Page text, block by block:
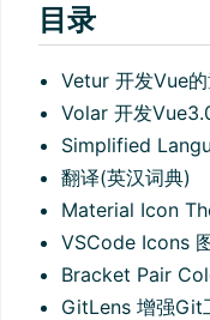
目录
Vetur 开发Vue
Volar 开发
Simplified
翻译(英汉词典)
Material Icon
VSCode Icons
Bracket Pair
GitLens 增强Git